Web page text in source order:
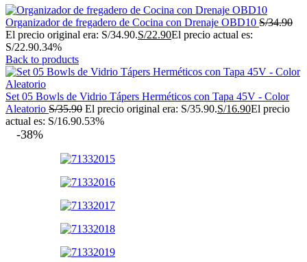
Organizador de fregadero de Cocina con Drenaje OBD10 S/34.90
El precio original era: S/34.90.S/22.90El precio actual es:
S/22.90.34%
Back to products
Set 05 Bowls de Vidrio Tápers Herméticos con Tapa 45V - Color
Aleatorio S/35.90 El precio original era: S/35.90.S/16.90El precio
actual es: S/16.90.53%
-38%